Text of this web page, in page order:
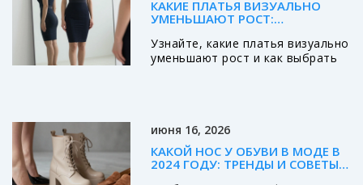
минималистические силуэты.
индивидуальность, следуя
современным тенденциям.
КАКИЕ ПЛАТЬЯ ВИЗУАЛЬНО
УМЕНЬШАЮТ РОСТ:
ВЫБОРУ КРОЯ И ФАСОНА
Узнайте, какие платья визуально
уменьшают рост и как выбрать
июня 16, 2026
КАКОЙ НОС У ОБУВИ В МОДЕ В
2024 ГОДУ: ТРЕНДЫ И СОВЕТЫ